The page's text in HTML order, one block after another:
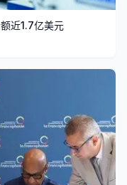
近1.7亿美元